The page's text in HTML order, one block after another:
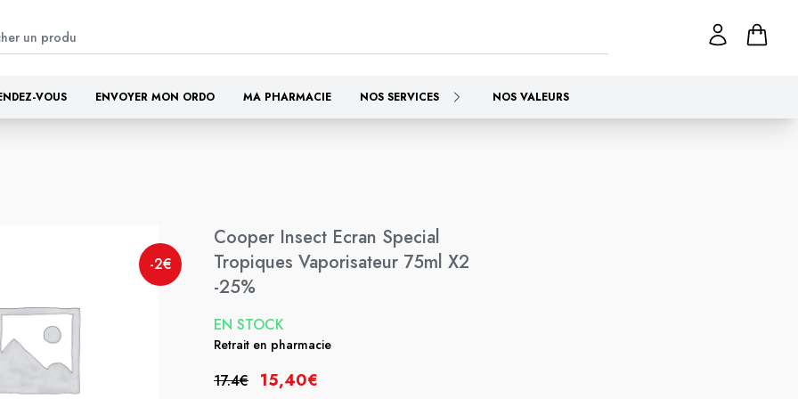
VOUS ENVOYER MON ORDO MA PHARMACIE NOS SERVICES NOS VALEURS
-2€
Cooper Insect Ecran Special
Tropiques Vaporisateur 75ml X2
-25%
EN STOCK
Retrait en pharmacie
17.4€ 15,40€